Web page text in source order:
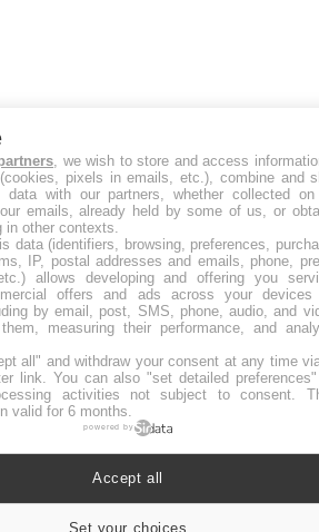
, we wish to store and access
pixels in emails, etc.), combine and
data with our partners, whether collected
emails, already held by some of us, or
in other contexts.
data (identifiers, browsing, preferences,
IP, postal addresses and emails, phone,
allows developing and offering you
offers and ads across your devices
by email, post, SMS, phone, audio, and
them, measuring their performance, and
all" and withdraw your consent at any time
link . You can also "set detailed
activities not subject to consent.
valid for 6 months.
powered by
Set your choices
Accept all